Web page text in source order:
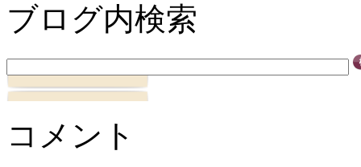
ブログ内検索
コメント